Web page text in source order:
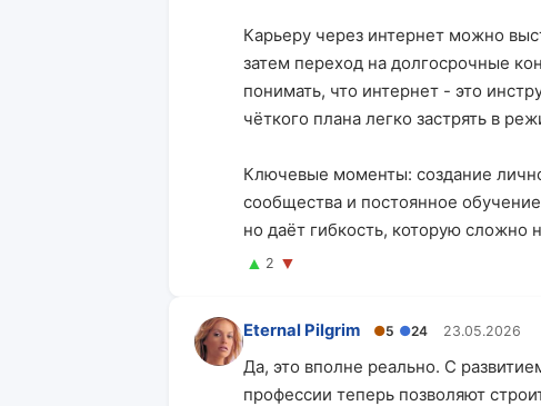
Карьеру через интернет можно
затем переход на долгосрочные
понимать, что интернет - это
чёткого плана легко застрять в
Ключевые моменты: создание
сообщества и постоянное
но даёт гибкость, которую сложно
▲ 2 ▼
Eternal Pilgrim ●5 ●24 23.05.2026
Да, это вполне реально. С
профессии теперь позволяют